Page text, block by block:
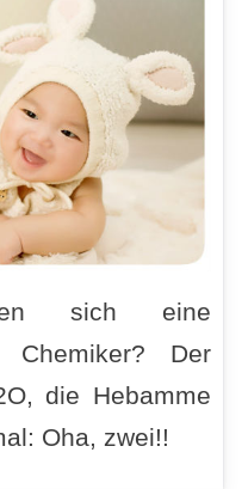
sich eine
Der
die Hebamme
Oha, zwei!!